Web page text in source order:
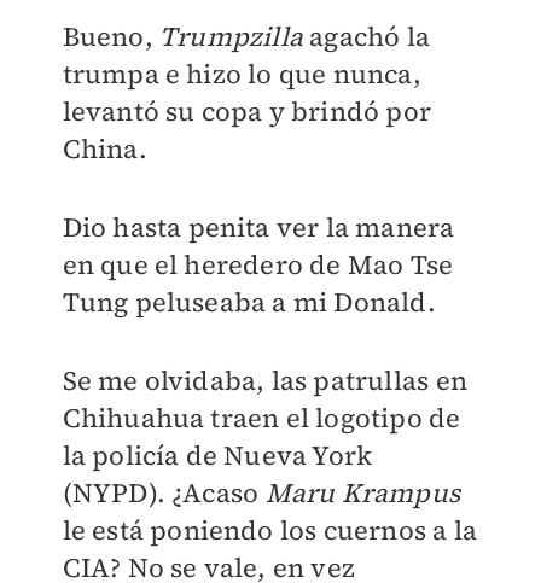
Bueno, Trumpzilla agachó la
trumpa e hizo lo que nunca,
levantó su copa y brindó por
China.
Dio hasta penita ver la manera
en que el heredero de Mao Tse
Tung peluseaba a mi Donald.
Se me olvidaba, las patrullas en
Chihuahua traen el logotipo de
la policía de Nueva York
(NYPD). ¿Acaso Maru Krampus
le está poniendo los cuernos a la
CIA? No se vale, en vez